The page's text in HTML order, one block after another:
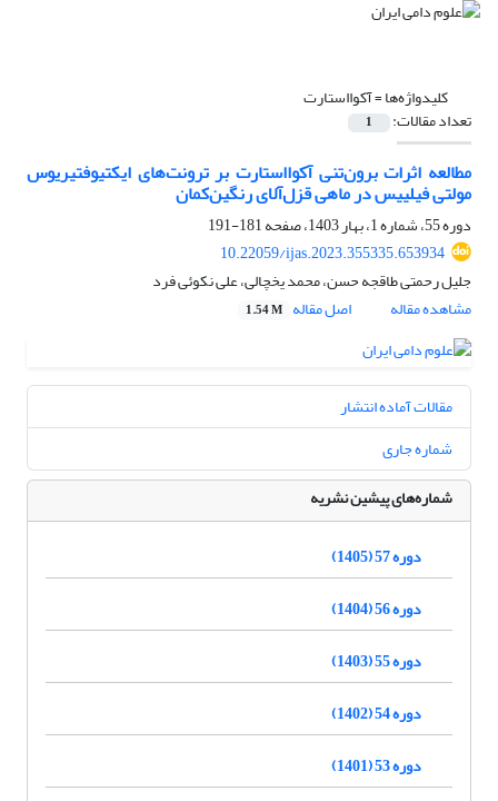
کلیدواژه‌ها =آکوااستارت
تعداد مقالات: 1
مطالعه اثرات برون‌تنی آکوااستارت بر ترونت‌های ایکتیوفتیریوس
مولتی فیلییس در ماهی قزل‌آلای رنگین‌کمان
دوره 55، شماره 1، بهار 1403، صفحه
181-191
10.22059/ijas.2023.355335.653934
جلیل رحمتی طاقجه حسن، محمد یخچالی، علی نکوئی فرد
مشاهده مقاله
اصل مقاله 1.54 M
مقالات آماده انتشار
شماره جاری
شماره‌های پیشین نشریه
دوره 57 (1405)
دوره 56 (1404)
دوره 55 (1403)
دوره 54 (1402)
دوره 53 (1401)